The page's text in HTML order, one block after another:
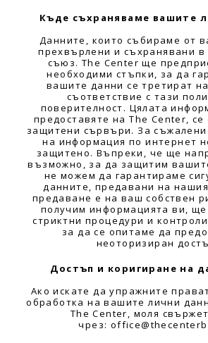
Къде съхраняваме вашите
Данните, които събираме от
прехвърлени и съхранявани в
съюз. The Center ще
необходими стъпки, за да
вашите данни се третират
съответствие с тази
поверителност. Цялата
предоставяте на The Center,
защитени сървъри. За
на информация по интернет
защитено. Въпреки, че ще
възможно, за да защитим
не можем да гарантираме
данните, предавани на нашия
предаване е на ваш собствен
получим информацията ви,
стриктни процедури и контроли
за да се опитаме да
неоторизиран
Достъп и коригиране на
Ако искате да упражните
обработка на вашите лични
The Center, моля
чрез: